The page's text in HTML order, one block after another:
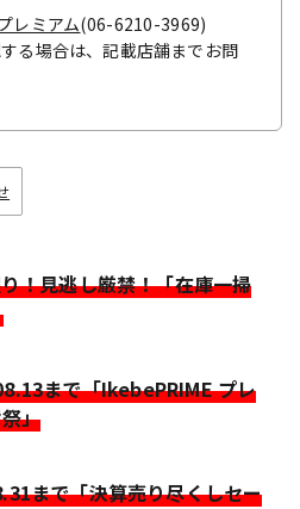
レミアム(06-6210-3969)
る場合は、記載店舗までお問
！見逃し厳禁！「在庫一掃
まで「IkebePRIME プレ
」
まで「決算売り尽くしセー